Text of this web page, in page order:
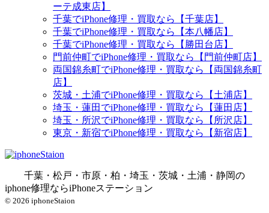
ーテ成東店】
千葉でiPhone修理・買取なら【千葉店】
千葉でiPhone修理・買取なら【本八幡店】
千葉でiPhone修理・買取なら【勝田台店】
門前仲町でiPhone修理・買取なら【門前仲町店】
両国錦糸町でiPhone修理・買取なら【両国錦糸町
店】
茨城・土浦でiPhone修理・買取なら【土浦店】
埼玉・蓮田でiPhone修理・買取なら【蓮田店】
埼玉・所沢でiPhone修理・買取なら【所沢店】
東京・新宿でiPhone修理・買取なら【新宿店】
千葉・松戸・市原・柏・埼玉・茨城・土浦・静岡の
iphone修理ならiPhoneステーション
© 2026 iphoneStaion